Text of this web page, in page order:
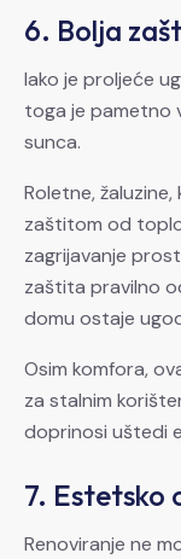
6. Bolja
Iako je proljeće
toga je pametno
sunca.
Roletne,
zaštitom od
zagrijavanje
zaštita pravilno
domu ostaje
Osim komfora,
za stalnim
doprinosi uštedi
7. Estetsko
Renoviranje ne